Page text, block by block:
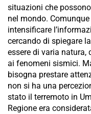
situazioni che
nel mondo.
intensificare
cercando di spiegare
essere di varia natura,
ai fenomeni sismici.
bisogna prestare
non si ha una
stato il terremoto in
Regione era